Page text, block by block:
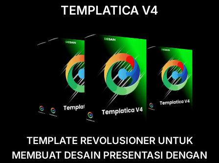
TEMPLATICA V4
TEMPLATE REVOLUSIONER UNTUK
MEMBUAT DESAIN PRESENTASI DENGAN